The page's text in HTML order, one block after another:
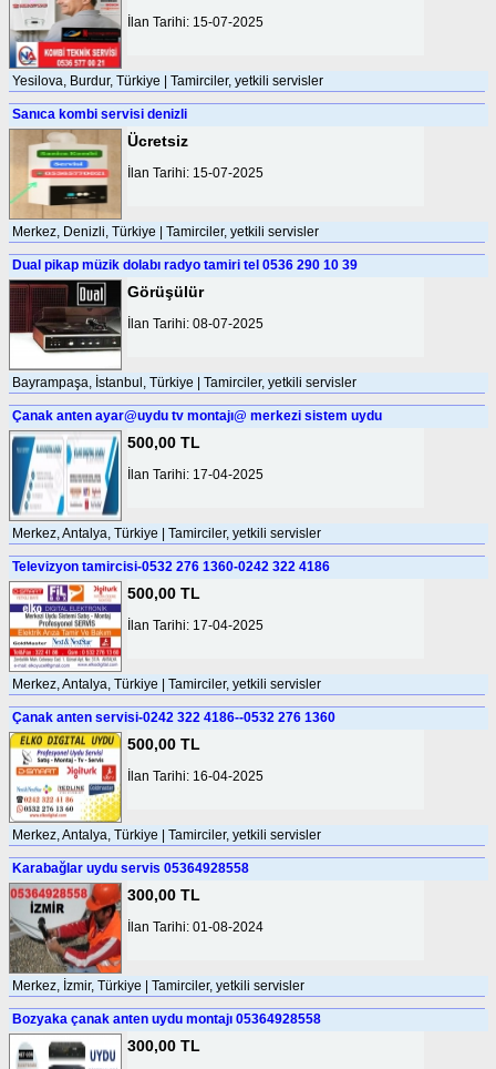
İlan Tarihi: 15-07-2025
Yesilova, Burdur, Türkiye | Tamirciler, yetkili servisler
Sanıca kombi servisi denizli
Ücretsiz
İlan Tarihi: 15-07-2025
Merkez, Denizli, Türkiye | Tamirciler, yetkili servisler
Dual pikap müzik dolabı radyo tamiri tel 0536 290 10 39
Görüşülür
İlan Tarihi: 08-07-2025
Bayrampaşa, İstanbul, Türkiye | Tamirciler, yetkili servisler
Çanak anten ayar@uydu tv montajı@ merkezi sistem uydu
500,00 TL
İlan Tarihi: 17-04-2025
Merkez, Antalya, Türkiye | Tamirciler, yetkili servisler
Televizyon tamircisi-0532 276 1360-0242 322 4186
500,00 TL
İlan Tarihi: 17-04-2025
Merkez, Antalya, Türkiye | Tamirciler, yetkili servisler
Çanak anten servisi-0242 322 4186--0532 276 1360
500,00 TL
İlan Tarihi: 16-04-2025
Merkez, Antalya, Türkiye | Tamirciler, yetkili servisler
Karabağlar uydu servis 05364928558
300,00 TL
İlan Tarihi: 01-08-2024
Merkez, İzmir, Türkiye | Tamirciler, yetkili servisler
Bozyaka çanak anten uydu montajı 05364928558
300,00 TL